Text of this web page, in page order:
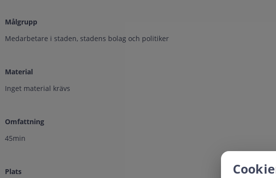
Målgrupp
​​Medarbetare i staden, stadens bolag och politiker
Material
Inget material krävs
Omfattning
45min
Plats